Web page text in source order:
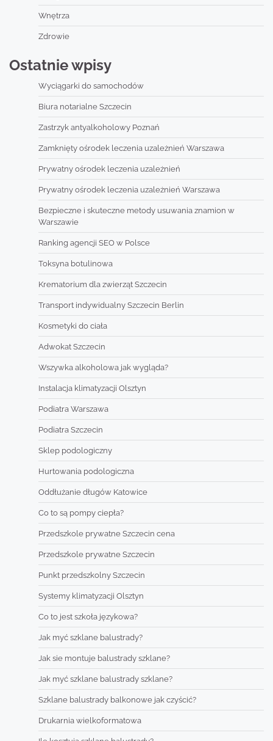
Wnętrza
Zdrowie
Ostatnie wpisy
Wyciągarki do samochodów
Biura notarialne Szczecin
Zastrzyk antyalkoholowy Poznań
Zamknięty ośrodek leczenia uzależnień Warszawa
Prywatny ośrodek leczenia uzależnień
Prywatny ośrodek leczenia uzależnień Warszawa
Bezpieczne i skuteczne metody usuwania znamion w
Warszawie
Ranking agencji SEO w Polsce
Toksyna botulinowa
Krematorium dla zwierząt Szczecin
Transport indywidualny Szczecin Berlin
Kosmetyki do ciała
Adwokat Szczecin
Wszywka alkoholowa jak wygląda?
Instalacja klimatyzacji Olsztyn
Podiatra Warszawa
Podiatra Szczecin
Sklep podologiczny
Hurtowania podologiczna
Oddłużanie długów Katowice
Co to są pompy ciepła?
Przedszkole prywatne Szczecin cena
Przedszkole prywatne Szczecin
Punkt przedszkolny Szczecin
Systemy klimatyzacji Olsztyn
Co to jest szkoła językowa?
Jak myć szklane balustrady?
Jak sie montuje balustrady szklane?
Jak myć szklane balustrady szklane?
Szklane balustrady balkonowe jak czyścić?
Drukarnia wielkoformatowa